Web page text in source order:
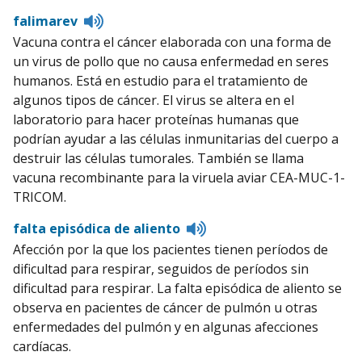
falimarev
Listen
to
pronunciation
Vacuna contra el cáncer elaborada con una forma de
un virus de pollo que no causa enfermedad en seres
humanos. Está en estudio para el tratamiento de
algunos tipos de cáncer. El virus se altera en el
laboratorio para hacer proteínas humanas que
podrían ayudar a las células inmunitarias del cuerpo a
destruir las células tumorales. También se llama
vacuna recombinante para la viruela aviar CEA-MUC-1-
TRICOM.
falta episódica de aliento
Listen
to
pronunciation
Afección por la que los pacientes tienen períodos de
dificultad para respirar, seguidos de períodos sin
dificultad para respirar. La falta episódica de aliento se
observa en pacientes de cáncer de pulmón u otras
enfermedades del pulmón y en algunas afecciones
cardíacas.